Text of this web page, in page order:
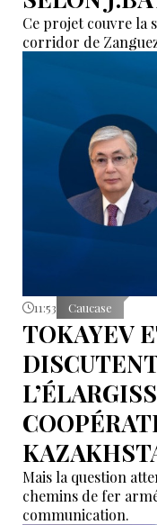
Ce projet couvre la
corridor de
11:53 Caucase
TOKAYEV
Mais la question
chemins de fer
communication.